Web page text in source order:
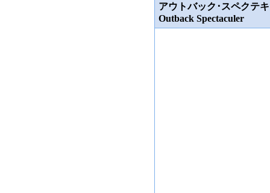
アウトバック･スペクテ
Outback Spectaculer